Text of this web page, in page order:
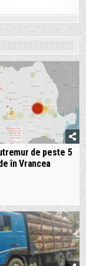
de peste 5
în Vrancea